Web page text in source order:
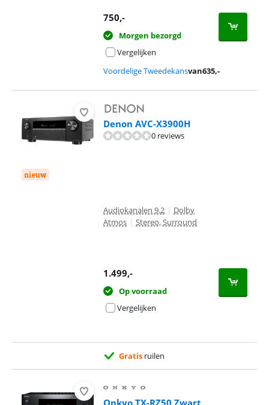
750,-
Morgen bezorgd
Vergelijken
Voordelige Tweedekansvan635,-
nieuw
Denon AVC-X3900H
0 reviews
Audiokanalen 9.2 | Dolby
Atmos | Stereo, Surround
1.499,-
Op voorraad
Vergelijken
Gratis ruilen
Onkyo TX-RZ50 Zwart